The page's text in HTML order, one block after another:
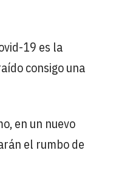
19 es la
consigo una
en un nuevo
el rumbo de